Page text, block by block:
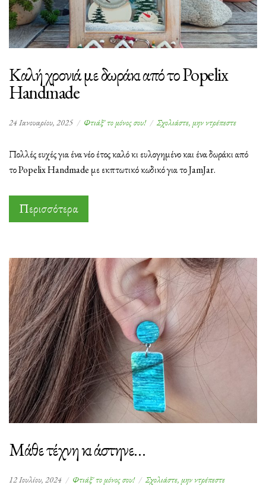
Καλή χρονιά με δωράκι από το Popelix
Handmade
24 Ιανουαρίου, 2025 Φτιάξ' το μόνος σου! Σχολιάστε, μην ντρέπεστεστο
με
Πολλές ευχές για ένα νέο έτος καλό κι ευλογημένο και ένα δωράκι από
το Popelix Handmade με εκπτωτικό κωδικό για το JamJar.
Περισσότερα
Μάθε τέχνη κι άστηνε…
12 Ιουλίου, 2024 Φτιάξ' το μόνος σου! Σχολιάστε, μην ντρέπεστεστο